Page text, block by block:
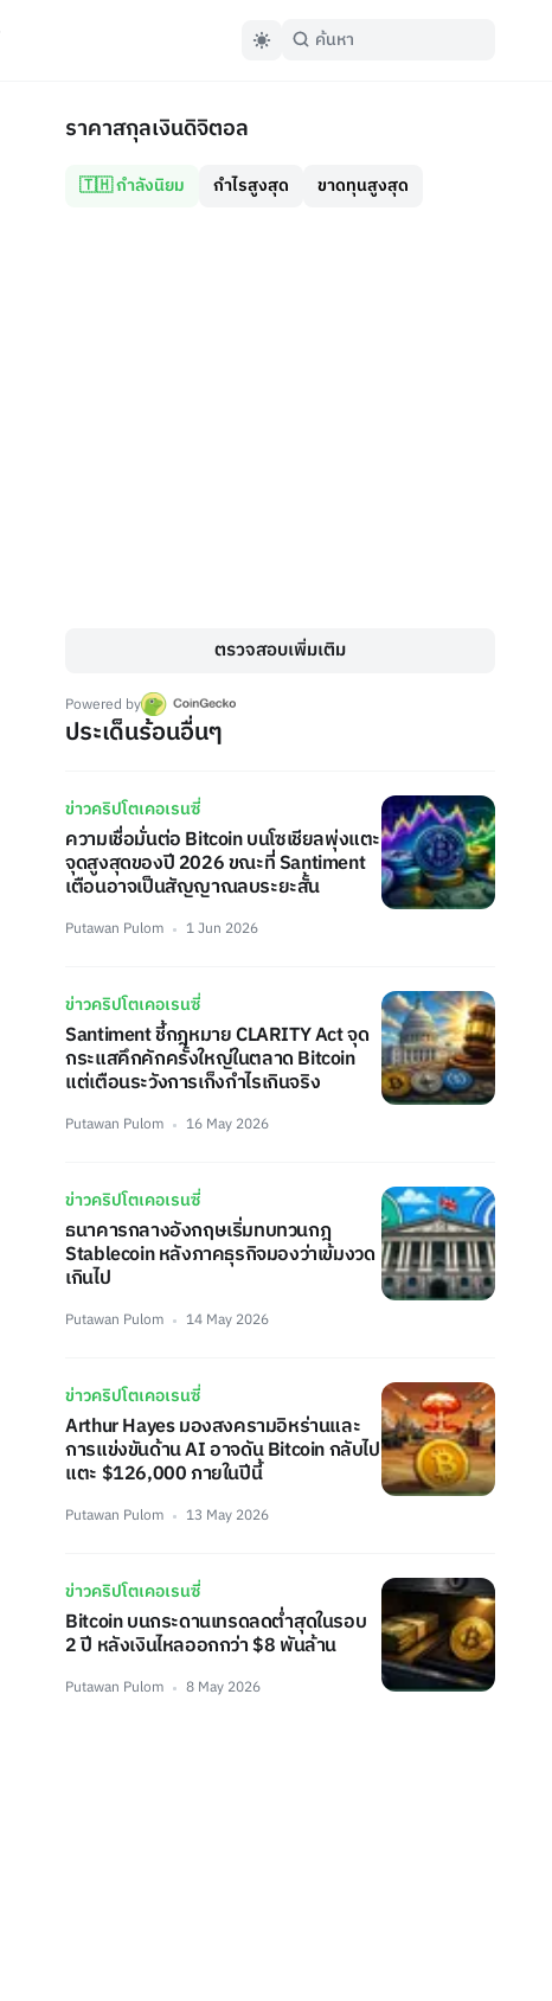
ราคาสกุลเงินดิจิตอล
🇹🇭 กำลังนิยม กำไรสูงสุด ขาดทุนสูงสุด
ตรวจสอบเพิ่มเติม
Powered by
ประเด็นร้อนอื่นๆ
ข่าวคริปโตเคอเรนซี่
ความเชื่อมั่นต่อ Bitcoin บนโซเชียลพุ่งแตะ
จุดสูงสุดของปี 2026 ขณะที่ Santiment
เตือนอาจเป็นสัญญาณลบระยะสั้น
Putawan Pulom 1 Jun 2026
ข่าวคริปโตเคอเรนซี่
Santiment ชี้กฎหมาย CLARITY Act จุด
กระแสคึกคักครั้งใหญ่ในตลาด Bitcoin
แต่เตือนระวังการเก็งกำไรเกินจริง
Putawan Pulom 16 May 2026
ข่าวคริปโตเคอเรนซี่
ธนาคารกลางอังกฤษเริ่มทบทวนกฎ
Stablecoin หลังภาคธุรกิจมองว่าเข้มงวด
เกินไป
Putawan Pulom 14 May 2026
ข่าวคริปโตเคอเรนซี่
Arthur Hayes มองสงครามอิหร่านและ
การแข่งขันด้าน AI อาจดัน Bitcoin กลับไป
แตะ $126,000 ภายในปีนี้
Putawan Pulom 13 May 2026
ข่าวคริปโตเคอเรนซี่
Bitcoin บนกระดานเทรดลดต่ำสุดในรอบ
2 ปี หลังเงินไหลออกกว่า $8 พันล้าน
Putawan Pulom 8 May 2026